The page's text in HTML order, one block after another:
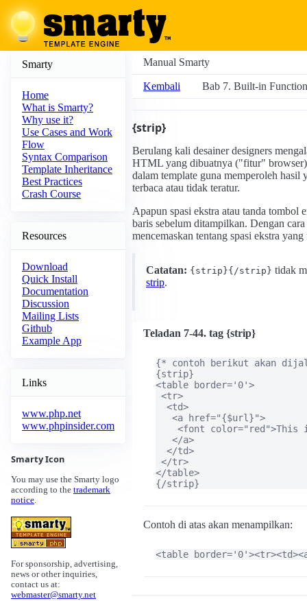
Smarty
Home
What is Smarty?
Why use it?
Use Cases and Work
Flow
Syntax Comparison
Template Inheritance
Best Practices
Crash Course
Resources
Download
Quick Install
Documentation
Discussion
Mailing Lists
Github
Example App
Links
www.php.net
www.phpinsider.com
Smarty Icon
You may use the Smarty logo
according to the trademark
notice.
For sponsorship, advertising,
news or other inquiries,
contact us at:
webmaster@smarty.net
Manual Smarty
Kembali Bab 7. Built-in
{strip}
Berulang kali desainer designers
HTML yang dibuatnya ("fitur" browser),
dalam template guna memperoleh
terbaca atau tidak teratur.
Apapun spasi ekstra atau tanda tombol
baris sebelum ditampilkan. Dengan
mencemaskan tentang spasi ekstra
Catatan: {strip}{/strip} tidak
strip.
Teladan 7-44. tag {strip}
{* contoh berikut akan
{strip}
<table border='0'>
<tr>
  <td>
   <a href="{$url}">
<font color="red">This
   </a>
  </td>
</tr>
</table>
{/strip}
Contoh di atas akan menampilkan:
<table